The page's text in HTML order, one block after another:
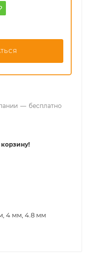
— бесплатно
4 мм, 4.8 мм